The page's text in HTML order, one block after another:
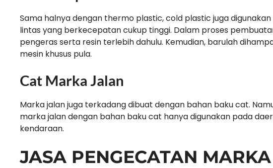
Sama halnya dengan thermo plastic, cold plastic juga
lintas yang berkecepatan cukup tinggi. Dalam proses
pengeras serta resin terlebih dahulu. Kemudian, barulah
mesin khusus pula.
Cat Marka Jalan
Marka jalan juga terkadang dibuat dengan bahan baku cat.
marka jalan dengan bahan baku cat hanya digunakan pada
kendaraan.
JASA PENGECATAN